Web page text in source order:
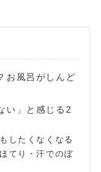
お風呂がしんど
い」と感じる2
したくなくなる
てり・汗でのぼ